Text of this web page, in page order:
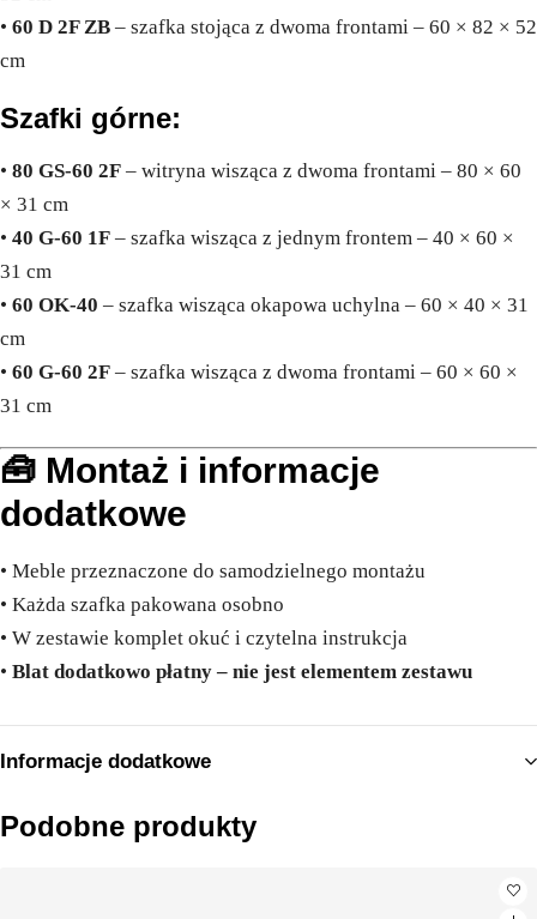
• 60 D 2F ZB – szafka stojąca z dwoma frontami – 60 × 82 × 52
cm
Szafki górne:
• 80 GS-60 2F – witryna wisząca z dwoma frontami – 80 × 60
× 31 cm
• 40 G-60 1F – szafka wisząca z jednym frontem – 40 × 60 ×
31 cm
• 60 OK-40 – szafka wisząca okapowa uchylna – 60 × 40 × 31
cm
• 60 G-60 2F – szafka wisząca z dwoma frontami – 60 × 60 ×
31 cm
🧰 Montaż i informacje
dodatkowe
• Meble przeznaczone do samodzielnego montażu
• Każda szafka pakowana osobno
• W zestawie komplet okuć i czytelna instrukcja
• Blat dodatkowo płatny – nie jest elementem zestawu
Informacje dodatkowe
Podobne produkty